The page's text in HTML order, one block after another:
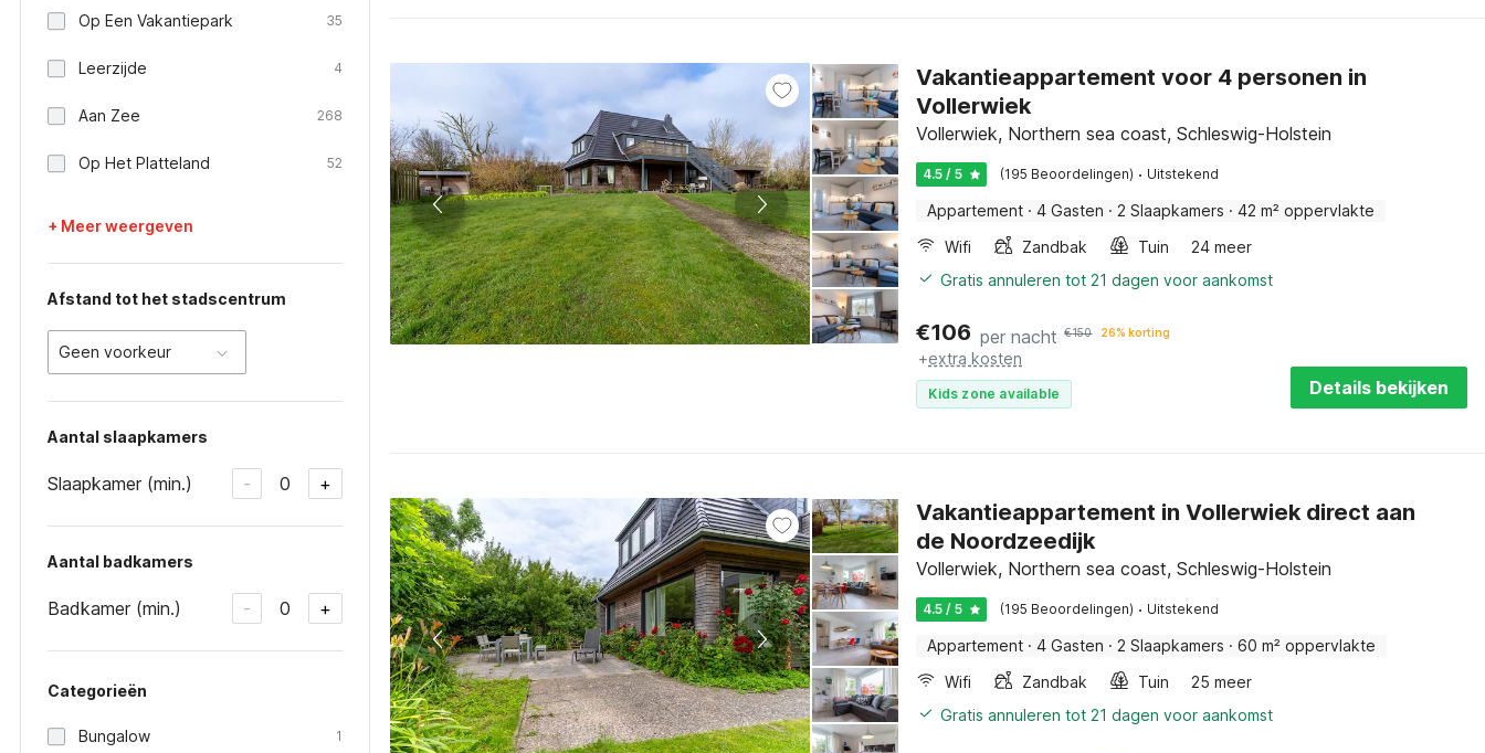
Op Een Vakantiepark 35
Leerzijde 4
Aan Zee 268
Op Het Platteland 52
+ Meer weergeven
Afstand tot het stadscentrum
Geen voorkeur
Aantal slaapkamers
Slaapkamer (min.) - 0 +
Aantal badkamers
Badkamer (min.) - 0 +
Categorieën
Bungalow 1
Vakantieappartement voor 4 personen in
Vollerwiek
Vollerwiek, Northern sea coast, Schleswig-Holstein
4.5 / 5 (195 Beoordelingen) · Uitstekend
Appartement · 4 Gasten · 2 Slaapkamers · 42 m² oppervlakte
Wifi
Zandbak Tuin
24 meer
Gratis annuleren tot 21 dagen voor aankomst
€106 per nacht €150 26% korting
+extra kosten
Kids zone available Details bekijken
Vakantieappartement in Vollerwiek direct aan
de Noordzeedijk
Vollerwiek, Northern sea coast, Schleswig-Holstein
4.5 / 5 (195 Beoordelingen) · Uitstekend
Appartement · 4 Gasten · 2 Slaapkamers · 60 m² oppervlakte
Wifi
Zandbak Tuin
25 meer
Gratis annuleren tot 21 dagen voor aankomst